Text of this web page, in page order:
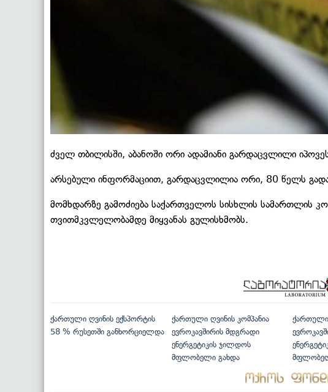
ძველ თბილისში, აბანოში ორი ადამიანი გარდაცვლილი
არსებული ინფორმაციით, გარდაცვლილია ორი, 80 წელს
მომხდარზე გამოძიება საქართველოს სისხლის სამართლის
თვითმკვლელობამდე მიყვანას გულისხმობს.
ქართული ღვინის ექსპორტის
58 % რუსეთში განხორციელდა
ქართული ღვინის კომპანია
ევროკავშირის მდგრადი
ენერგეტიკის ჯილდოს
მფლობელი გახდა
ქართული